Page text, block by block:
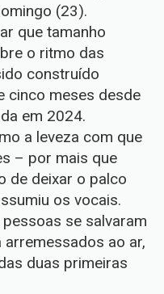
(23).
que tamanho
o ritmo das
construído
cinco meses desde
em 2024.
a leveza com que
– por mais que
de deixar o palco
os vocais.
se salvaram
ao ar,
duas primeiras